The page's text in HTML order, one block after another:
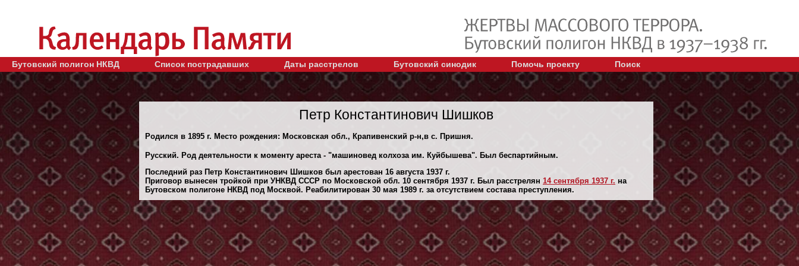
Бутовский полигон НКВД Список пострадавших Даты расстрелов Бутовский синодик Помочь проекту Поиск
Петр Константинович Шишков
Родился в 1895 г. Место рождения: Московская обл., Крапивенский р-н,в с. Пришня.
Русский. Род деятельности к моменту ареста - "машиновед колхоза им. Куйбышева". Был беспартийным.
Последний раз Петр Константинович Шишков был арестован 16 августа 1937 г.
Приговор вынесен тройкой при УНКВД СССР по Московской обл. 10 сентября 1937 г. Был расстрелян 14 сентября 1937 г. на
Бутовском полигоне НКВД под Москвой. Реабилитирован 30 мая 1989 г. за отсутствием состава преступления.